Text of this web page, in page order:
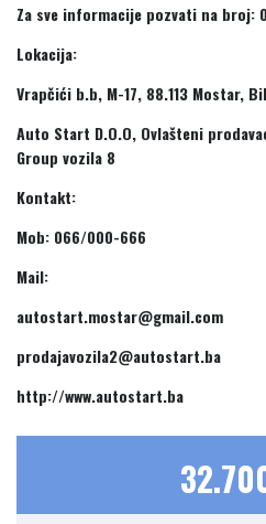
Za sve informacije pozvati na broj:
Lokacija:
Vrapčići b.b, M-17, 88.113 Mostar,
Auto Start D.O.O, Ovlašteni
Group vozila 8
Kontakt:
Mob: 066/000-666
Mail:
autostart.mostar@gmail.com
prodajavozila2@autostart.ba
http://www.autostart.ba